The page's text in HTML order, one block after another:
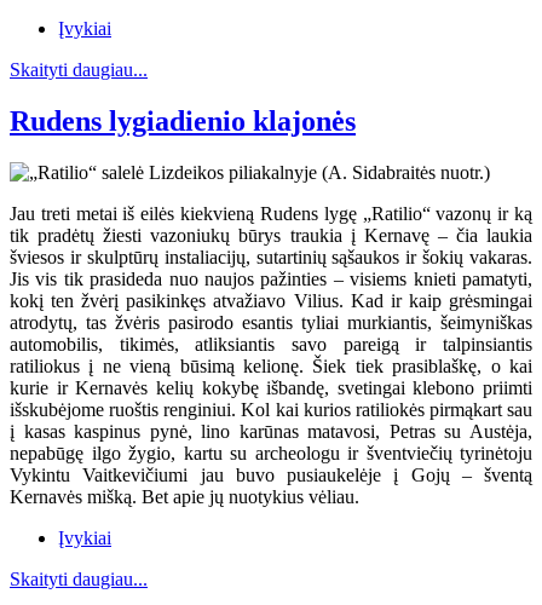
Įvykiai
Skaityti daugiau...
Rudens lygiadienio klajonės
Jau treti metai iš eilės kiekvieną Rudens lygę „Ratilio“ vazonų ir ką
tik pradėtų žiesti vazoniukų būrys traukia į Kernavę – čia laukia
šviesos ir skulptūrų instaliacijų, sutartinių sąšaukos ir šokių vakaras.
Jis vis tik prasideda nuo naujos pažinties – visiems knieti pamatyti,
kokį ten žvėrį pasikinkęs atvažiavo Vilius. Kad ir kaip grėsmingai
atrodytų, tas žvėris pasirodo esantis tyliai murkiantis, šeimyniškas
automobilis, tikimės, atliksiantis savo pareigą ir talpinsiantis
ratiliokus į ne vieną būsimą kelionę. Šiek tiek prasiblaškę, o kai
kurie ir Kernavės kelių kokybę išbandę, svetingai klebono priimti
išskubėjome ruoštis renginiui. Kol kai kurios ratiliokės pirmąkart sau
į kasas kaspinus pynė, lino karūnas matavosi, Petras su Austėja,
nepabūgę ilgo žygio, kartu su archeologu ir šventviečių tyrinėtoju
Vykintu Vaitkevičiumi jau buvo pusiaukelėje į Gojų – šventą
Kernavės mišką. Bet apie jų nuotykius vėliau.
Įvykiai
Skaityti daugiau...